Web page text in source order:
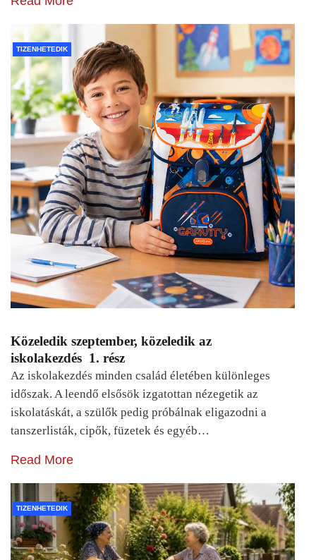
TIZENHETEDIK
Közeledik szeptember, közeledik az
iskolakezdés 1. rész
Az iskolakezdés minden család életében különleges
időszak. A leendő elsősök izgatottan nézegetik az
iskolatáskát, a szülők pedig próbálnak eligazodni a
tanszerlisták, cipők, füzetek és egyéb…
Read More
TIZENHETEDIK